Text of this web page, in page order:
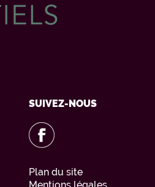
SUIVEZ-NOUS
Plan du site